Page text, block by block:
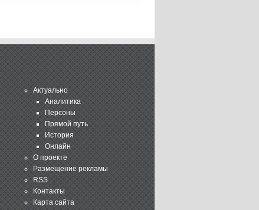
Актуально
Аналитика
Персоны
Прямой путь
История
Онлайн
О проекте
Размещение рекламы
RSS
Контакты
Карта сайта